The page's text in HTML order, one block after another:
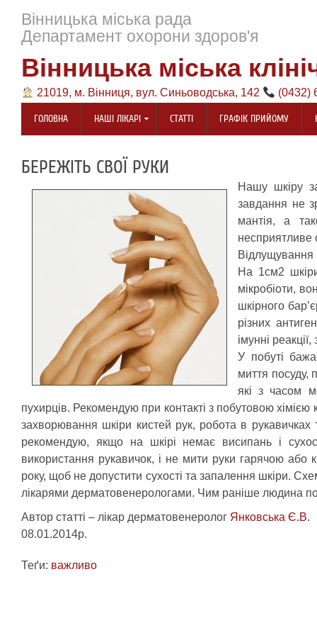
Вінницька міська рада
Департамент охорони здоров'я
Вінницька міська
21019, м. Вінниця, вул. Синьоводська, 142 (0432)
ГОЛОВНА НАШІ ЛІКАРІ СТАТТІ ГРАФІК ПРИЙОМУ
БЕРЕЖІТЬ СВОЇ РУКИ
Нашу шкіру
завдання не
мантія, а
несприятливе
Відлущування
На 1см2
мікробіоти,
шкірного
різних
імунні
У побуті
миття посуду,
які з часом
пухирців. Рекомендую при контакті з побутовою
захворювання шкіри кистей рук, робота в рукавичках
рекомендую, якщо на шкірі немає висипань і
використання рукавичок, і не мити руки гарячою
року, щоб не допустити сухості та запалення шкіри.
лікарями дерматовенерологами. Чим раніше людина
Автор статті – лікар дерматовенеролог Янковська Є.В.
08.01.2014р.
Теґи: важливо